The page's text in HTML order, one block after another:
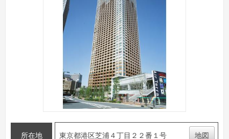
所在地 東京都港区芝浦４丁目２２番１号 地図